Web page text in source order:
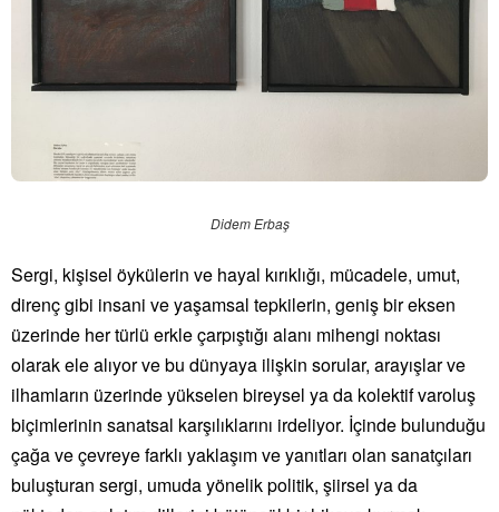
Didem Erbaş
Sergi, kişisel öykülerin ve hayal kırıklığı, mücadele, umut,
direnç gibi insani ve yaşamsal tepkilerin, geniş bir eksen
üzerinde her türlü erkle çarpıştığı alanı mihengi noktası
olarak ele alıyor ve bu dünyaya ilişkin sorular, arayışlar ve
ilhamların üzerinde yükselen bireysel ya da kolektif varoluş
biçimlerinin sanatsal karşılıklarını irdeliyor. İçinde bulunduğu
çağa ve çevreye farklı yaklaşım ve yanıtları olan sanatçıları
buluşturan sergi, umuda yönelik politik, şiirsel ya da